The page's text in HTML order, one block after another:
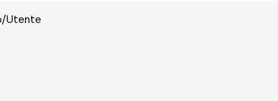
Utente